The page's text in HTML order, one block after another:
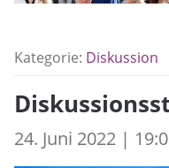
Kategorie: Diskussion
24. Juni 2022 |